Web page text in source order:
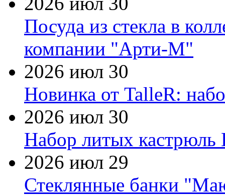
Посуда из стекла в
компании "Арти-М"
2026 июл 30
Новинка от TalleR:
2026 июл 30
Набор литых кастрюль
2026 июл 29
Стеклянные банки